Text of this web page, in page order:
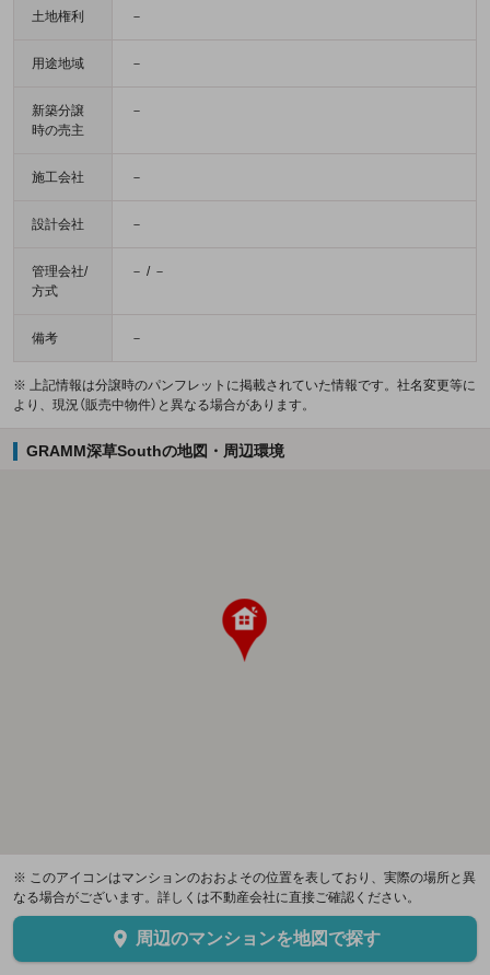
土地権利 －
用途地域 －
新築分譲
時の売主
－
施工会社 －
設計会社 －
管理会社/
方式
－ / －
備考 －
※ 上記情報は分譲時のパンフレットに掲載されていた情報です。社名変更等に
より、現況（販売中物件）と異なる場合があります。
GRAMM深草Southの地図・周辺環境
※ このアイコンはマンションのおおよその位置を表しており、実際の場所と異
なる場合がございます。詳しくは不動産会社に直接ご確認ください。
周辺のマンションを地図で探す